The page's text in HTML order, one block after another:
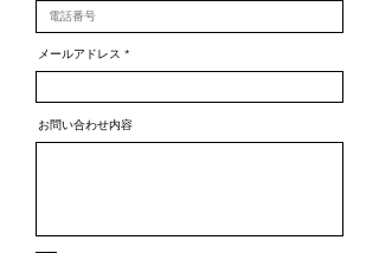
メールアドレス
お問い合わせ内容